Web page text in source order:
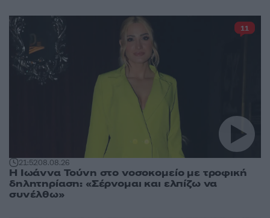
21:5208.08.26
Η Ιωάννα Τούνη στο νοσοκομείο με τροφική
δηλητηρίαση: «Σέρνομαι και ελπίζω να
συνέλθω»
11